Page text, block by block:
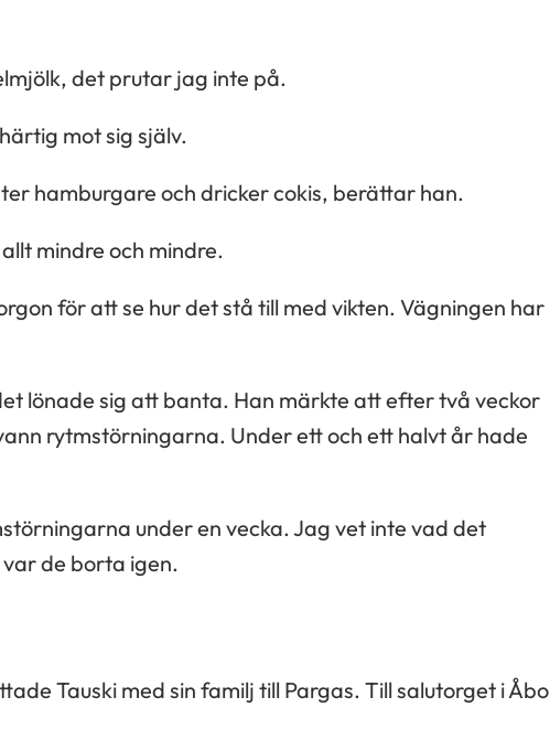
det prutar jag inte på.
mot sig själv.
hamburgare och dricker cokis, berättar han.
mindre och mindre.
för att se hur det stå till med vikten. Vägningen har
lönade sig att banta. Han märkte att efter två veckor
rytmstörningarna. Under ett och ett halvt år hade
under en vecka. Jag vet inte vad det
de borta igen.
Tauski med sin familj till Pargas. Till salutorget i Åbo